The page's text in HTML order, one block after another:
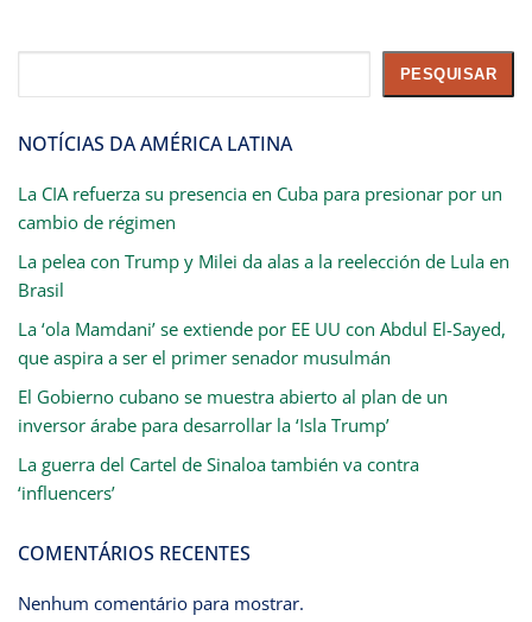
PESQUISAR
NOTÍCIAS DA AMÉRICA LATINA
La CIA refuerza su presencia en Cuba para presionar por un
cambio de régimen
La pelea con Trump y Milei da alas a la reelección de Lula en
Brasil
La ‘ola Mamdani’ se extiende por EE UU con Abdul El-Sayed,
que aspira a ser el primer senador musulmán
El Gobierno cubano se muestra abierto al plan de un
inversor árabe para desarrollar la ‘Isla Trump’
La guerra del Cartel de Sinaloa también va contra
‘influencers’
COMENTÁRIOS RECENTES
Nenhum comentário para mostrar.